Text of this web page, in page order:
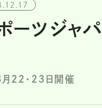
ーツジ
22・23日開催